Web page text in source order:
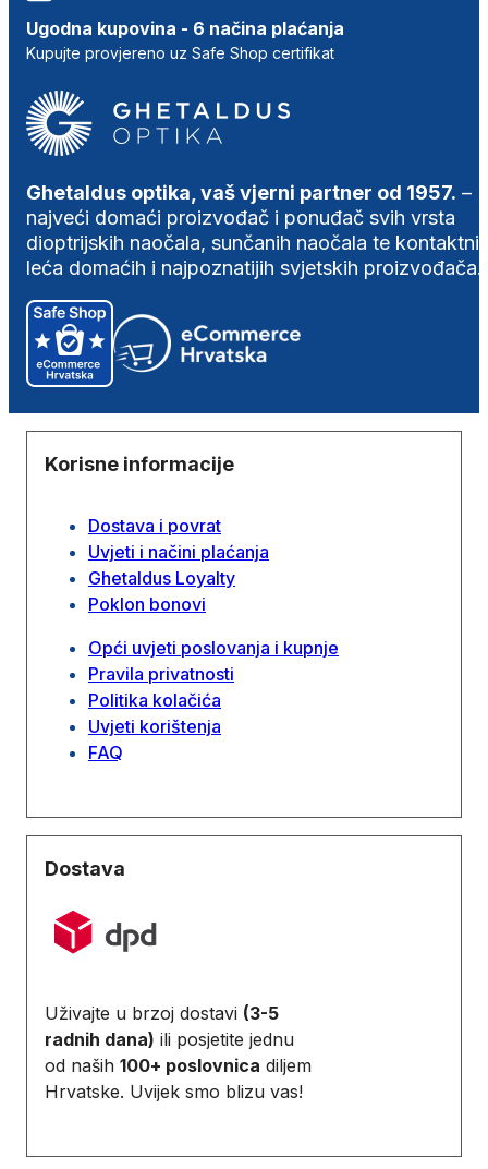
Ugodna kupovina - 6 načina plaćanja
Kupujte provjereno uz Safe Shop certifikat
Ghetaldus optika, vaš vjerni partner od 1957. –
najveći domaći proizvođač i ponuđač svih vrsta
dioptrijskih naočala, sunčanih naočala te
leća domaćih i najpoznatijih svjetskih proizvođača.
Korisne informacije
Dostava i povrat
Uvjeti i načini plaćanja
Ghetaldus Loyalty
Poklon bonovi
Opći uvjeti poslovanja i kupnje
Pravila privatnosti
Politika kolačića
Uvjeti korištenja
FAQ
Dostava
Uživajte u brzoj dostavi (3-5
radnih dana) ili posjetite jednu
od naših 100+ poslovnica diljem
Hrvatske. Uvijek smo blizu vas!